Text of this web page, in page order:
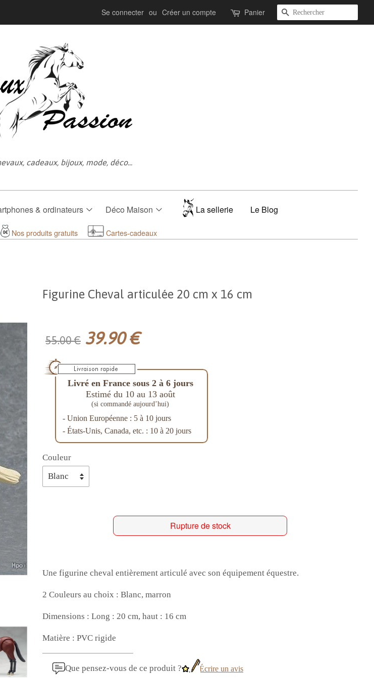
Se connecter ou Créer un compte Panier Recherche
cadeaux, bijoux, mode, déco...
& ordinateurs Déco Maison La sellerie Le Blog
Nos produits gratuits Cartes-cadeaux
Figurine Cheval articulée 20 cm x 16 cm
55.00 € 39.90 €
Livré en France sous 2 à 6 jours
Estimé du 10 au 13 août
(si commandé aujourd’hui)
- Union Européenne : 5 à 10 jours
- États-Unis, Canada, etc. : 10 à 20 jours
Couleur
Rupture de stock
Une figurine cheval entièrement articulé avec son équipement équestre.
2 Couleurs au choix : Blanc, marron
Dimensions : Long : 20 cm, haut : 16 cm
Matière : PVC rigide
Que pensez-vous de ce produit ? Écrire un avis